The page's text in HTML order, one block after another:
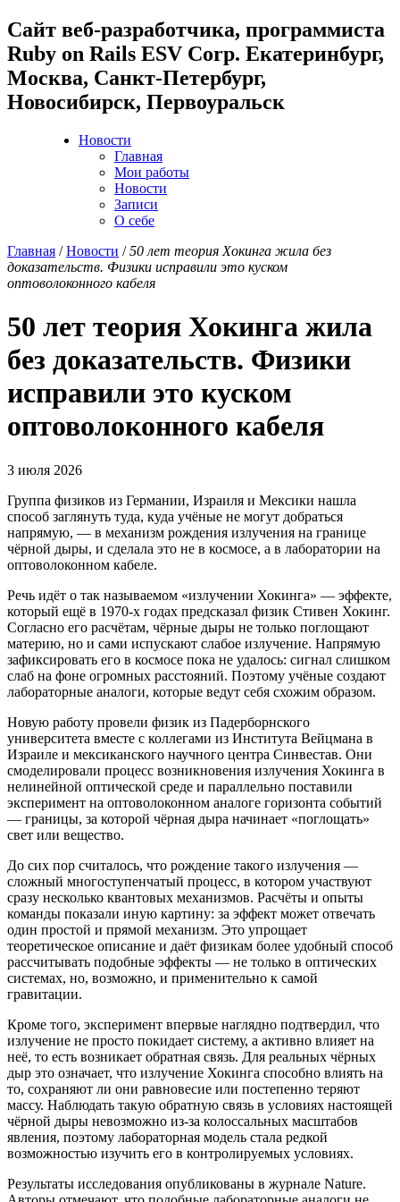
Cайт веб-разработчика, программиста
Ruby on Rails ESV Corp. Екатеринбург,
Москва, Санкт-Петербург,
Новосибирск, Первоуральск
Новости
Главная
Мои работы
Новости
Записи
О себе
Главная /Новости /50 лет теория Хокинга жила без
доказательств. Физики исправили это куском
оптоволоконного кабеля
50 лет теория Хокинга жила
без доказательств. Физики
исправили это куском
оптоволоконного кабеля
3 июля 2026
Группа физиков из Германии, Израиля и Мексики нашла
способ заглянуть туда, куда учёные не могут добраться
напрямую, — в механизм рождения излучения на границе
чёрной дыры, и сделала это не в космосе, а в лаборатории на
оптоволоконном кабеле.
Речь идёт о так называемом «излучении Хокинга» — эффекте,
который ещё в 1970-х годах предсказал физик Стивен Хокинг.
Согласно его расчётам, чёрные дыры не только поглощают
материю, но и сами испускают слабое излучение. Напрямую
зафиксировать его в космосе пока не удалось: сигнал слишком
слаб на фоне огромных расстояний. Поэтому учёные создают
лабораторные аналоги, которые ведут себя схожим образом.
Новую работу провели физик из Падерборнского
университета вместе с коллегами из Института Вейцмана в
Израиле и мексиканского научного центра Синвестав. Они
смоделировали процесс возникновения излучения Хокинга в
нелинейной оптической среде и параллельно поставили
эксперимент на оптоволоконном аналоге горизонта событий
— границы, за которой чёрная дыра начинает «поглощать»
свет или вещество.
До сих пор считалось, что рождение такого излучения —
сложный многоступенчатый процесс, в котором участвуют
сразу несколько квантовых механизмов. Расчёты и опыты
команды показали иную картину: за эффект может отвечать
один простой и прямой механизм. Это упрощает
теоретическое описание и даёт физикам более удобный способ
рассчитывать подобные эффекты — не только в оптических
системах, но, возможно, и применительно к самой
гравитации.
Кроме того, эксперимент впервые наглядно подтвердил, что
излучение не просто покидает систему, а активно влияет на
неё, то есть возникает обратная связь. Для реальных чёрных
дыр это означает, что излучение Хокинга способно влиять на
то, сохраняют ли они равновесие или постепенно теряют
массу. Наблюдать такую обратную связь в условиях настоящей
чёрной дыры невозможно из-за колоссальных масштабов
явления, поэтому лабораторная модель стала редкой
возможностью изучить его в контролируемых условиях.
Результаты исследования опубликованы в журнале Nature.